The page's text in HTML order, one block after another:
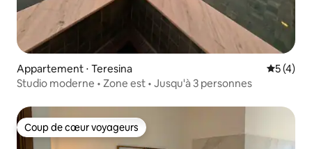
Appartement ⋅ Teresina
5 (4)
Studio moderne • Zone est • Jusqu'à 3 personnes
Coup de cœur voyageurs
Coup de cœur voyageurs